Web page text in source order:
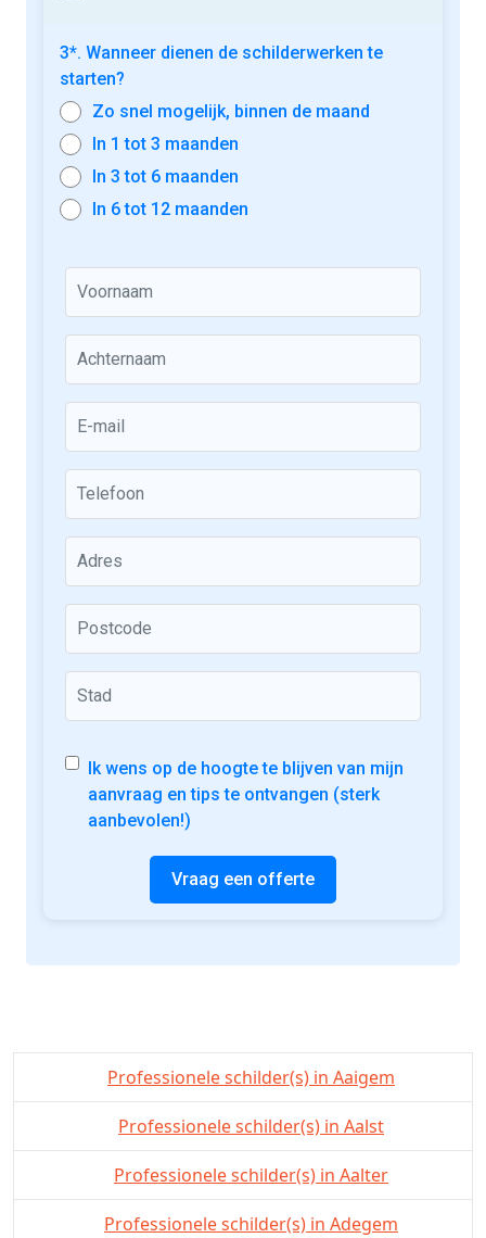
3*. Wanneer dienen de schilderwerken te
starten?
Zo snel mogelijk, binnen de maand
In 1 tot 3 maanden
In 3 tot 6 maanden
In 6 tot 12 maanden
Ik wens op de hoogte te blijven van mijn
aanvraag en tips te ontvangen (sterk
aanbevolen!)
Vraag een offerte
Professionele schilder(s) in Aaigem
Professionele schilder(s) in Aalst
Professionele schilder(s) in Aalter
Professionele schilder(s) in Adegem